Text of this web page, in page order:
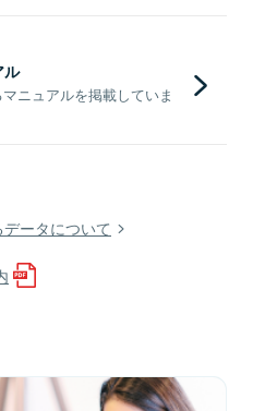
ル
ニュアルを掲載していま
ータについて